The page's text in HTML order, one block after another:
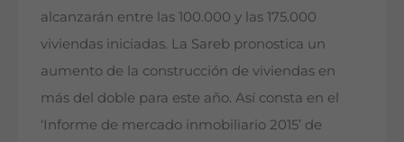
alcanzarán entre las 100.000 y las 175.000
viviendas iniciadas. La Sareb pronostica un
aumento de la construcción de viviendas en
más del doble para este año. Así consta en el
‘Informe de mercado inmobiliario 2015’ de